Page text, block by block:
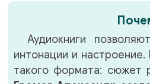
Аудиокниги
интонации и
такого формата: сюжет